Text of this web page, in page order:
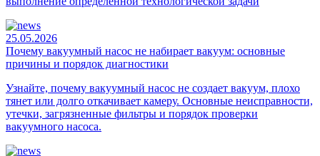
25.05.2026
Почему вакуумный насос не набирает вакуум: основные
причины и порядок диагностики
Узнайте, почему вакуумный насос не создает вакуум, плохо
тянет или долго откачивает камеру. Основные неисправности,
утечки, загрязненные фильтры и порядок проверки
вакуумного насоса.